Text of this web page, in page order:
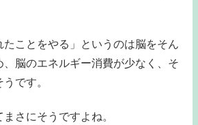
ことをやる」というのは脳をそん
脳のエネルギー消費が少なく、そ
です。
さにそうですよね。